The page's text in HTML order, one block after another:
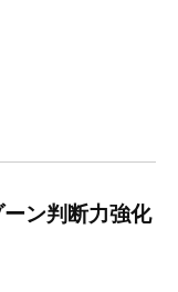
ン判断力強化